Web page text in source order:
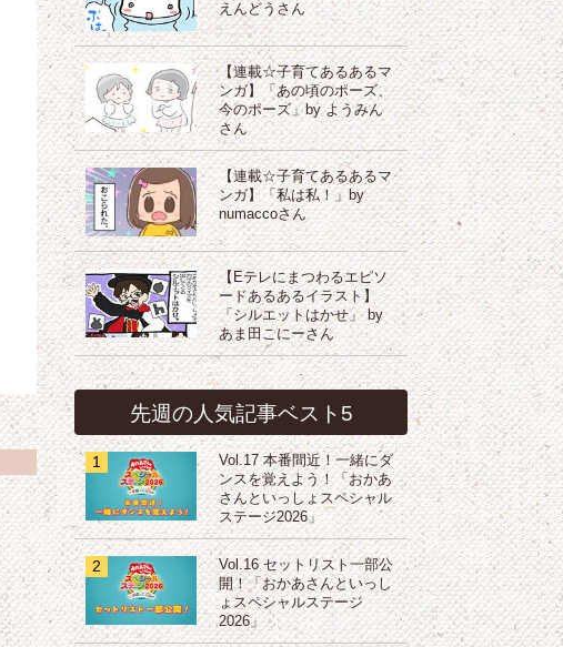
えんどうさん
【連載☆子育てあるあるマ
ンガ】「あの頃のポーズ、
今のポーズ」by ようみん
さん
【連載☆子育てあるあるマ
ンガ】「私は私！」by
numaccoさん
【Eテレにまつわるエピソ
ードあるあるイラスト】
「シルエットはかせ」 by
あま田こにーさん
先週の人気記事ベスト5
1
Vol.17 本番間近！一緒にダ
ンスを覚えよう！「おかあ
さんといっしょスペシャル
ステージ2026」
2
Vol.16 セットリスト一部公
開！「おかあさんといっし
ょスペシャルステージ
2026」